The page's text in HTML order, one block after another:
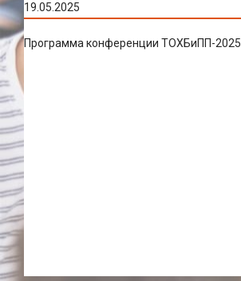
19.05.2025
Программа конференции ТОХБиПП-2025